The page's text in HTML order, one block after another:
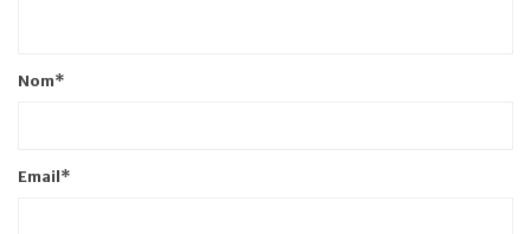
Nom*
Email*